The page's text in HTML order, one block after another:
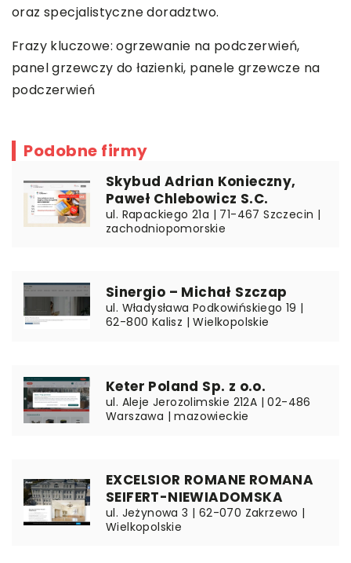
oraz specjalistyczne doradztwo.
Frazy kluczowe: ogrzewanie na podczerwień,
panel grzewczy do łazienki, panele grzewcze na
podczerwień
Podobne firmy
Skybud Adrian Konieczny,
Paweł Chlebowicz S.C.
ul. Rapackiego 21a | 71-467 Szczecin |
zachodniopomorskie
Sinergio – Michał Szczap
ul. Władysława Podkowińskiego 19 |
62-800 Kalisz | Wielkopolskie
Keter Poland Sp. z o.o.
ul. Aleje Jerozolimskie 212A | 02-486
Warszawa | mazowieckie
EXCELSIOR ROMANE ROMANA
SEIFERT-NIEWIADOMSKA
ul. Jeżynowa 3 | 62-070 Zakrzewo |
Wielkopolskie